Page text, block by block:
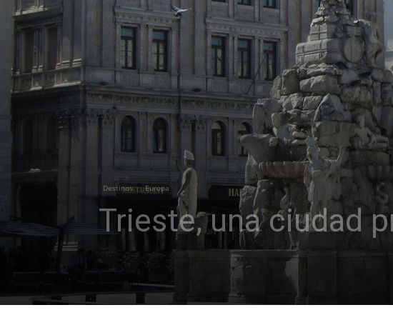
Destinos Europa
Trieste, una ciudad